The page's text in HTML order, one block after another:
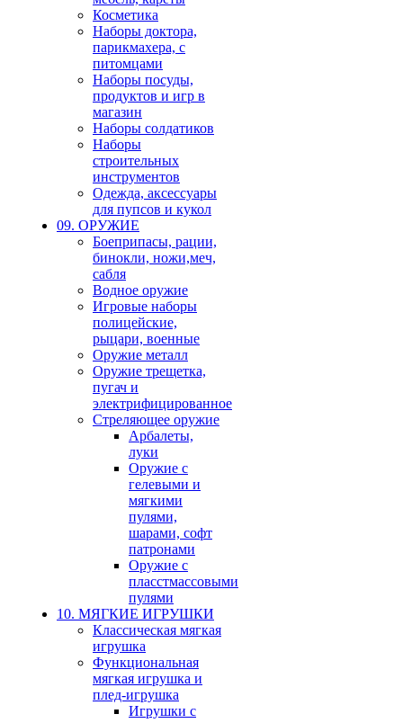
Косметика
Наборы доктора,
парикмахера, с
питомцами
Наборы посуды,
продуктов и игр в
магазин
Наборы солдатиков
Наборы
строительных
инструментов
Одежда, аксессуары
для пупсов и кукол
09. ОРУЖИЕ
Боеприпасы, рации,
бинокли, ножи,меч,
сабля
Водное оружие
Игровые наборы
полицейские,
рыцари, военные
Оружие металл
Оружие трещетка,
пугач и
электрифицированное
Стреляющее оружие
Арбалеты,
луки
Оружие с
гелевыми и
мягкими
пулями,
шарами, софт
патронами
Оружие с
пласстмассовыми
пулями
10. МЯГКИЕ ИГРУШКИ
Классическая мягкая
игрушка
Функциональная
мягкая игрушка и
плед-игрушка
Игрушки с